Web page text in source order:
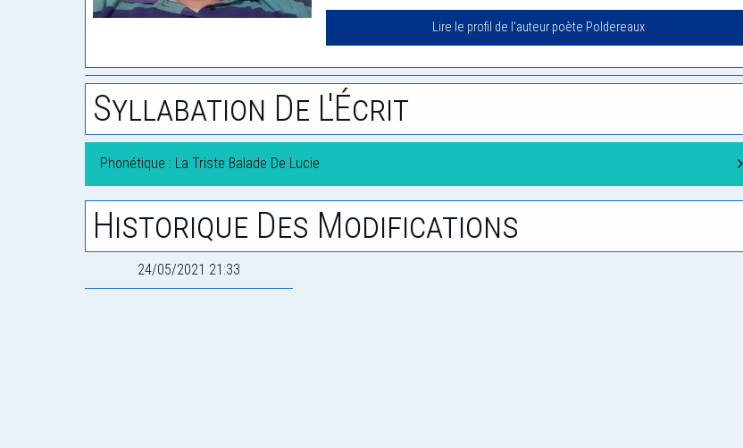
Lire le profil de l'auteur poète Poldereaux
Syllabation De L'Écrit
Phonétique : La Triste Balade De Lucie
Historique Des Modifications
24/05/2021 21:33